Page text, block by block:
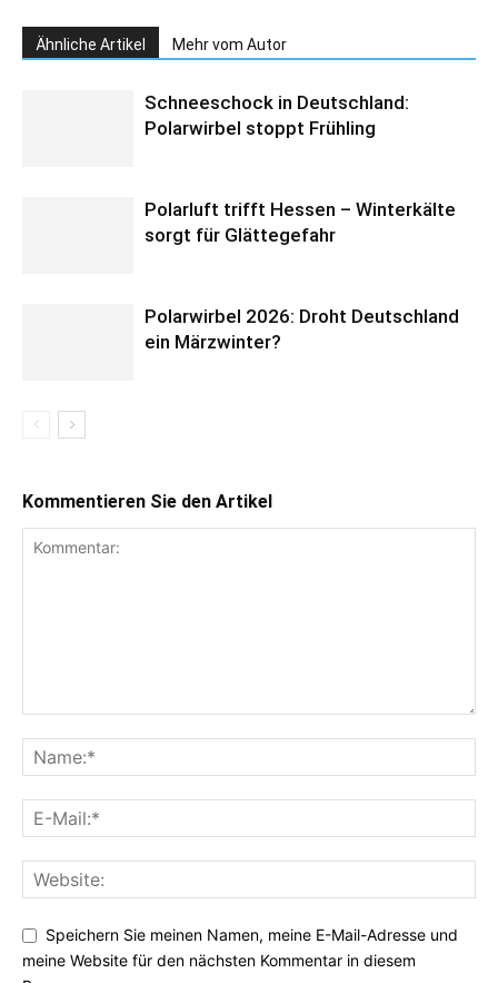
Ähnliche Artikel Mehr vom Autor
Schneeschock in Deutschland:
Polarwirbel stoppt Frühling
Polarluft trifft Hessen – Winterkälte
sorgt für Glättegefahr
Polarwirbel 2026: Droht Deutschland
ein Märzwinter?
Kommentieren Sie den Artikel
Speichern Sie meinen Namen, meine E-Mail-Adresse und
meine Website für den nächsten Kommentar in diesem